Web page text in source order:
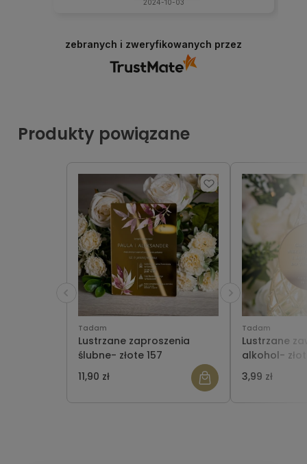
2024-10-03
zebranych i zweryfikowanych przez
Produkty powiązane
Tadam
Lustrzane zaproszenia
ślubne- złote 157
11,90 zł
Tadam
Lustrzane
alkohol-
"SIMPLE 2"
3,99 zł